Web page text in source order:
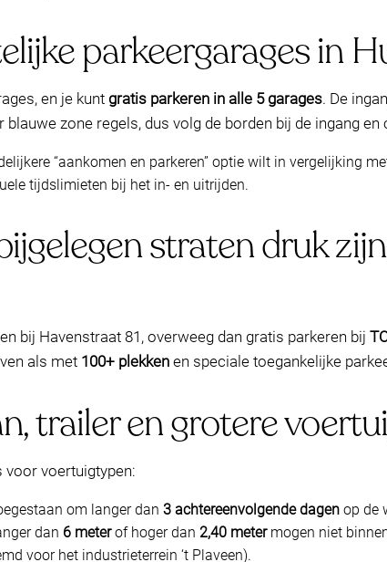
parkeergarages in
en je kunt gratis parkeren in alle 5 garages. De
zone regels, dus volg de borden bij de ingang
“aankomen en parkeren” optie wilt in vergelijking
tijdslimieten bij het in- en uitrijden.
straten druk
bij Havenstraat 81, overweeg dan gratis parkeren bij
als met 100+ plekken en speciale toegankelijke
trailer en grotere
voor voertuigtypen:
om langer dan 3 achtereenvolgende dagen op de
dan 6 meterof hoger dan 2,40 metermogen niet
voor het industrieterrein ‘t Plaveen).